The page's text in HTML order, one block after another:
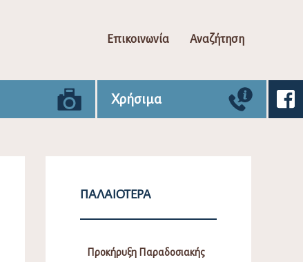
Επικοινωνία Αναζήτηση
Χρήσιμα
ΠΑΛΑΙΌΤΕΡΑ
Προκήρυξη Παραδοσιακής